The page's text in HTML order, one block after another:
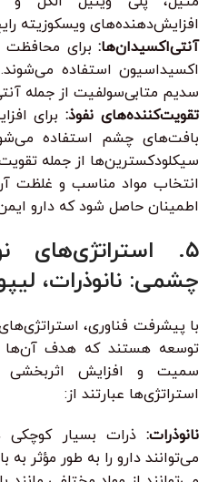
افزایش‌دهنده‌های ویسکوزیته
آنتی‌اکسیدان‌ها: برای محافظت
اکسیداسیون استفاده
سدیم متابی‌سولفیت از جمله
تقویت‌کننده‌های نفوذ:برای
سیکلودکسترین‌ها از جمله
انتخاب مواد مناسب و غلظت
اطمینان حاصل شود که دارو
۵. استراتژی‌های
چشمی: نانوذرات،
با پیشرفت فناوری،
توسعه هستند که هدف آن‌ها
سمیت و افزایش اثربخشی
استراتژی‌ها عبارتند از:
نانوذرات: ذرات بسیار کوچکی
می‌توانند دارو را به طور مؤثر